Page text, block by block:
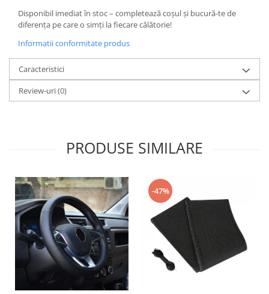
Disponibil imediat în stoc – completează coșul și bucură-te de
diferența pe care o simți la fiecare călătorie!
Informatii conformitate produs
Caracteristici
Review-uri(0)
PRODUSE SIMILARE
-47%